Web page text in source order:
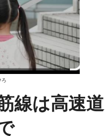
ろ
線は高速道